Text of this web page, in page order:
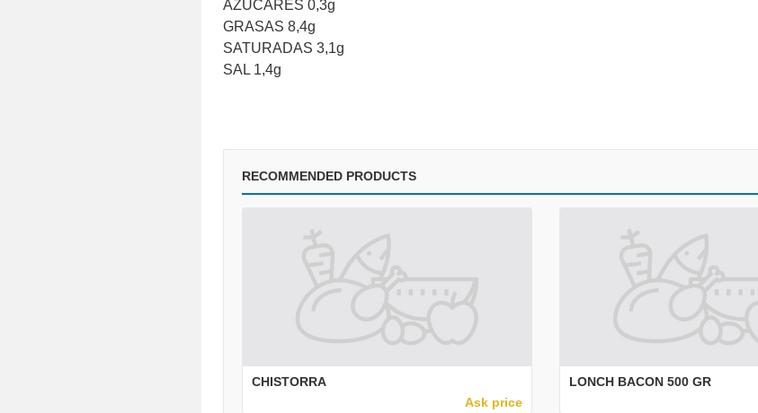
AZUCARES 0,3g
GRASAS 8,4g
SATURADAS 3,1g
SAL 1,4g
RECOMMENDED PRODUCTS
CHISTORRA
Ask price
LONCH BACON 500 GR